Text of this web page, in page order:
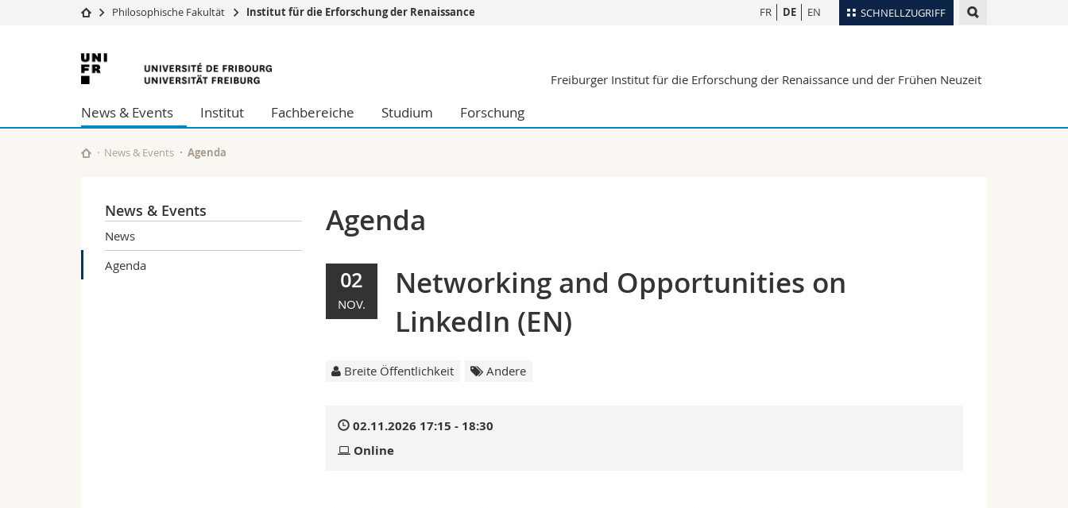
SCHNELLZUGRIFF
Universität
Studium
Forschung
Universität
Weiterbildung
Wirtschafts- und Sozialwissenschaftliche Fak.
Philosophische Fak.
Studieninteressierte
Forschende
Ortsplan
Webmail
FR DE EN
Philosophische Fakultät Institut für die Erforschung der Renaissance
Universität
Freiburg
Freiburger Institut für die Erforschung der Renaissance und der Frühen Neuzeit
News & Events Institut Fachbereiche Studium Forschung
News & Events Agenda
News & Events
News
Agenda
Agenda
02
NOV.
Networking and Opportunities on
LinkedIn (EN)
Breite Öffentlichkeit Andere
02.11.2026 17:15 - 18:30
Online